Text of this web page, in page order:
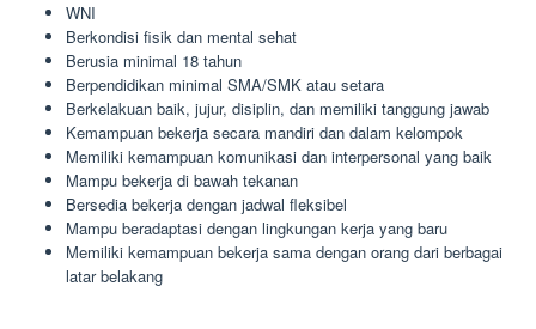
WNI
Berkondisi fisik dan mental sehat
Berusia minimal 18 tahun
Berpendidikan minimal SMA/SMK atau setara
Berkelakuan baik, jujur, disiplin, dan memiliki tanggung jawab
Kemampuan bekerja secara mandiri dan dalam kelompok
Memiliki kemampuan komunikasi dan interpersonal yang baik
Mampu bekerja di bawah tekanan
Bersedia bekerja dengan jadwal fleksibel
Mampu beradaptasi dengan lingkungan kerja yang baru
Memiliki kemampuan bekerja sama dengan orang dari berbagai
latar belakang